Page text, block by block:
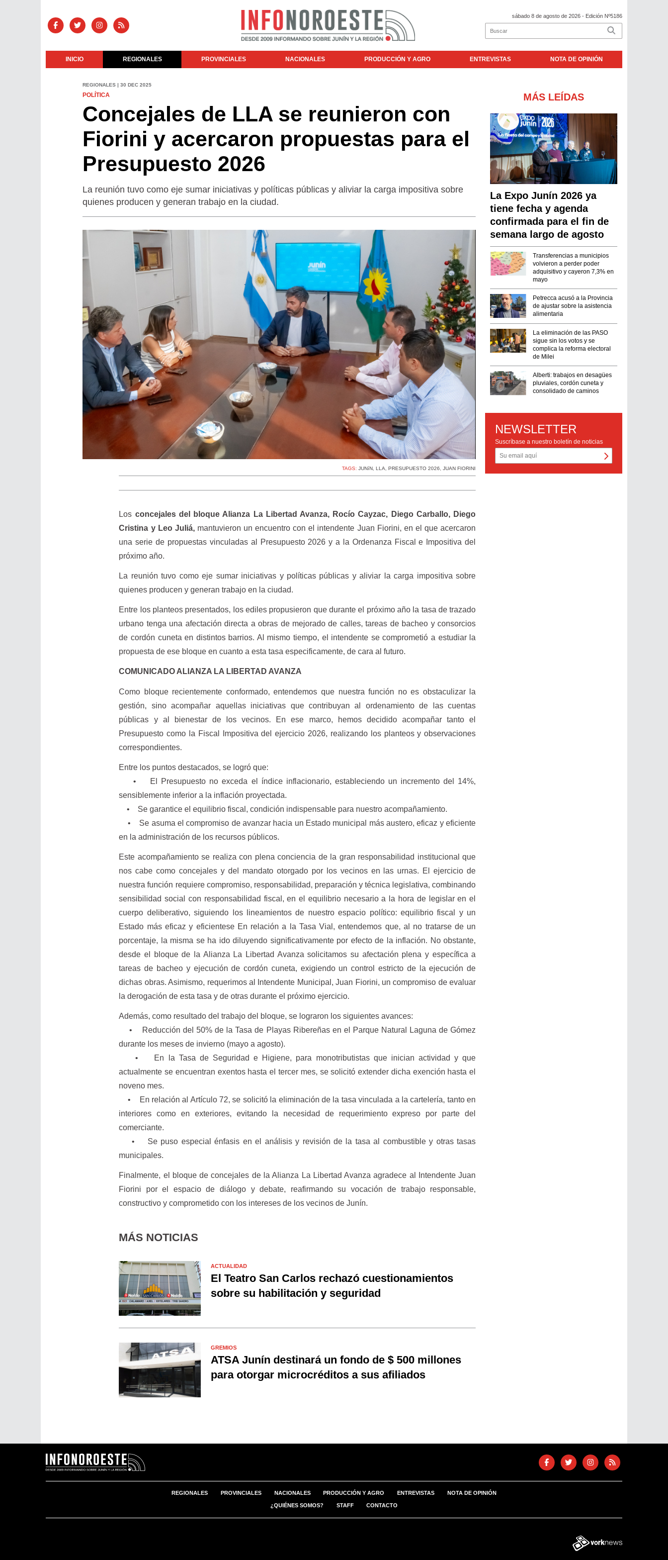
sábado 8 de agosto de 2026 - Edición Nº5186
INICIO REGIONALES PROVINCIALES NACIONALES PRODUCCIÓN Y AGRO ENTREVISTAS NOTA DE OPINIÓN
REGIONALES | 30 DEC 2025
POLÍTICA
Concejales de LLA se reunieron con
Fiorini y acercaron propuestas para el
Presupuesto 2026
La reunión tuvo como eje sumar iniciativas y políticas públicas y aliviar la carga impositiva sobre
quienes producen y generan trabajo en la ciudad.
TAGS:JUNíN ,LLA ,PRESUPUESTO 2026 ,JUAN FIORINI
Los concejales del bloque Alianza La Libertad Avanza, Rocío Cayzac, Diego Carballo, Diego
Cristina y Leo Juliá, mantuvieron un encuentro con el intendente Juan Fiorini, en el que acercaron
una serie de propuestas vinculadas al Presupuesto 2026 y a la Ordenanza Fiscal e Impositiva del
próximo año.
La reunión tuvo como eje sumar iniciativas y políticas públicas y aliviar la carga impositiva sobre
quienes producen y generan trabajo en la ciudad.
Entre los planteos presentados, los ediles propusieron que durante el próximo año la tasa de trazado
urbano tenga una afectación directa a obras de mejorado de calles, tareas de bacheo y consorcios
de cordón cuneta en distintos barrios. Al mismo tiempo, el intendente se comprometió a estudiar la
propuesta de ese bloque en cuanto a esta tasa especificamente, de cara al futuro.
COMUNICADO ALIANZA LA LIBERTAD AVANZA
Como bloque recientemente conformado, entendemos que nuestra función no es obstaculizar la
gestión, sino acompañar aquellas iniciativas que contribuyan al ordenamiento de las cuentas
públicas y al bienestar de los vecinos. En ese marco, hemos decidido acompañar tanto el
Presupuesto como la Fiscal Impositiva del ejercicio 2026, realizando los planteos y observaciones
correspondientes.
Entre los puntos destacados, se logró que:
• El Presupuesto no exceda el índice inflacionario, estableciendo un incremento del 14%,
sensiblemente inferior a la inflación proyectada.
• Se garantice el equilibrio fiscal, condición indispensable para nuestro acompañamiento.
• Se asuma el compromiso de avanzar hacia un Estado municipal más austero, eficaz y eficiente
en la administración de los recursos públicos.
Este acompañamiento se realiza con plena conciencia de la gran responsabilidad institucional que
nos cabe como concejales y del mandato otorgado por los vecinos en las urnas. El ejercicio de
nuestra función requiere compromiso, responsabilidad, preparación y técnica legislativa, combinando
sensibilidad social con responsabilidad fiscal, en el equilibrio necesario a la hora de legislar en el
cuerpo deliberativo, siguiendo los lineamientos de nuestro espacio político: equilibrio fiscal y un
Estado más eficaz y eficientese En relación a la Tasa Vial, entendemos que, al no tratarse de un
porcentaje, la misma se ha ido diluyendo significativamente por efecto de la inflación. No obstante,
desde el bloque de la Alianza La Libertad Avanza solicitamos su afectación plena y específica a
tareas de bacheo y ejecución de cordón cuneta, exigiendo un control estricto de la ejecución de
dichas obras. Asimismo, requerimos al Intendente Municipal, Juan Fiorini, un compromiso de evaluar
la derogación de esta tasa y de otras durante el próximo ejercicio.
Además, como resultado del trabajo del bloque, se lograron los siguientes avances:
• Reducción del 50% de la Tasa de Playas Ribereñas en el Parque Natural Laguna de Gómez
durante los meses de invierno (mayo a agosto).
• En la Tasa de Seguridad e Higiene, para monotributistas que inician actividad y que
actualmente se encuentran exentos hasta el tercer mes, se solicitó extender dicha exención hasta el
noveno mes.
• En relación al Artículo 72, se solicitó la eliminación de la tasa vinculada a la cartelería, tanto en
interiores como en exteriores, evitando la necesidad de requerimiento expreso por parte del
comerciante.
• Se puso especial énfasis en el análisis y revisión de la tasa al combustible y otras tasas
municipales.
Finalmente, el bloque de concejales de la Alianza La Libertad Avanza agradece al Intendente Juan
Fiorini por el espacio de diálogo y debate, reafirmando su vocación de trabajo responsable,
constructivo y comprometido con los intereses de los vecinos de Junín.
MÁS NOTICIAS
ACTUALIDAD
El Teatro San Carlos rechazó cuestionamientos
sobre su habilitación y seguridad
GREMIOS
ATSA Junín destinará un fondo de $ 500 millones
para otorgar microcréditos a sus afiliados
MÁS LEÍDAS
La Expo Junín 2026 ya
tiene fecha y agenda
confirmada para el fin de
semana largo de agosto
Transferencias a municipios
volvieron a perder poder
adquisitivo y cayeron 7,3% en
mayo
Petrecca acusó a la Provincia
de ajustar sobre la asistencia
alimentaria
La eliminación de las PASO
sigue sin los votos y se
complica la reforma electoral
de Milei
Alberti: trabajos en desagües
pluviales, cordón cuneta y
consolidado de caminos
NEWSLETTER
Suscríbase a nuestro boletín de noticias
REGIONALES PROVINCIALES NACIONALES PRODUCCIÓN Y AGRO ENTREVISTAS NOTA DE OPINIÓN
¿QUIÉNES SOMOS? STAFF CONTACTO